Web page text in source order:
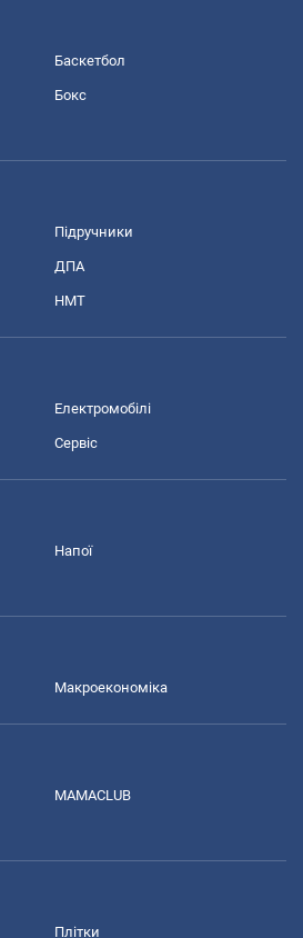
Баскетбол
Бокс
Підручники
ДПА
НМТ
Електромобілі
Сервіс
Напої
Макроекономіка
MAMACLUB
Плітки